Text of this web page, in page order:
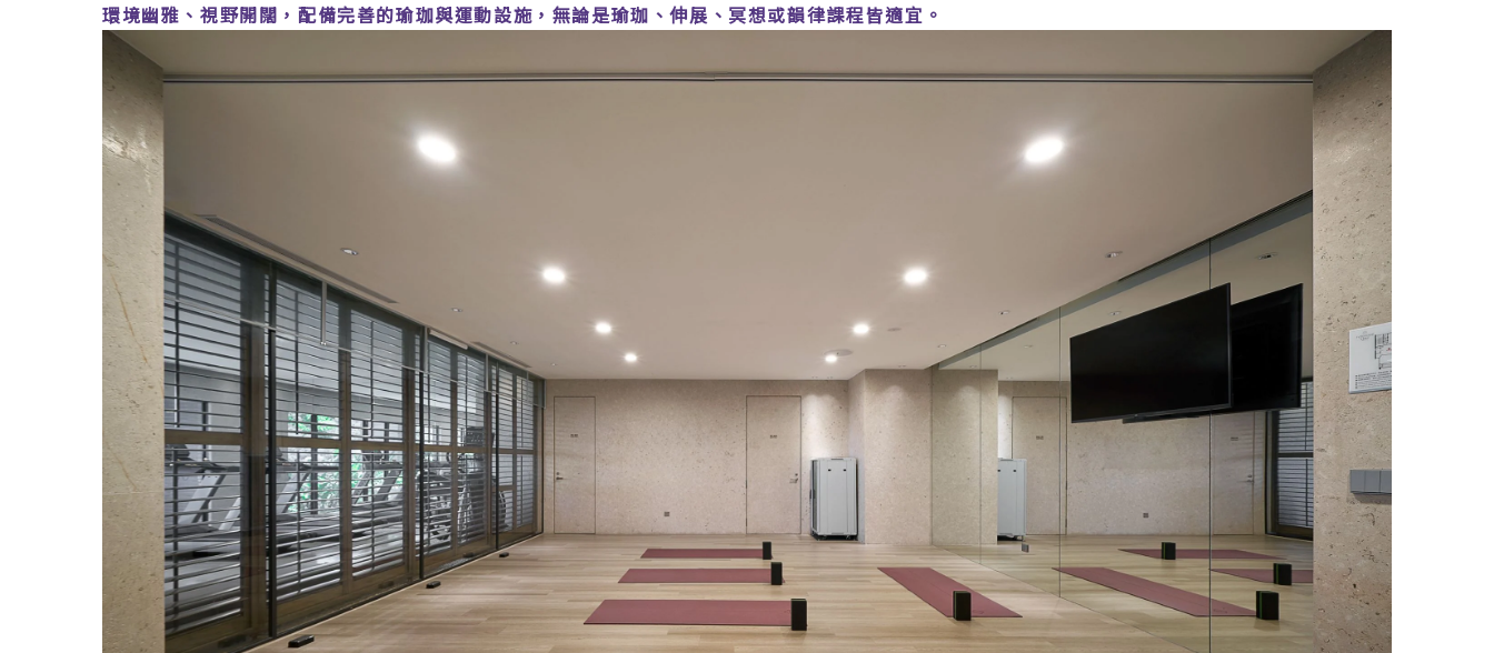
環境幽雅、視野開闊，配備完善的瑜珈與運動設施，無論是瑜珈、伸展、冥想或韻律課程皆適宜。